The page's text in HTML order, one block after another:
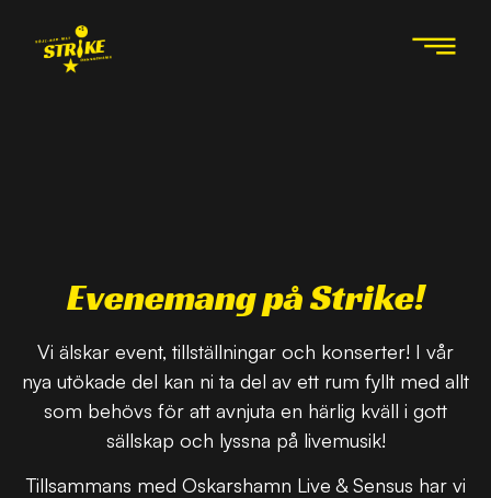
Evenemang på Strike!
Vi älskar event, tillställningar och konserter! I vår
nya utökade del kan ni ta del av ett rum fyllt med allt
som behövs för att avnjuta en härlig kväll i gott
sällskap och lyssna på livemusik!
Tillsammans med Oskarshamn Live & Sensus har vi